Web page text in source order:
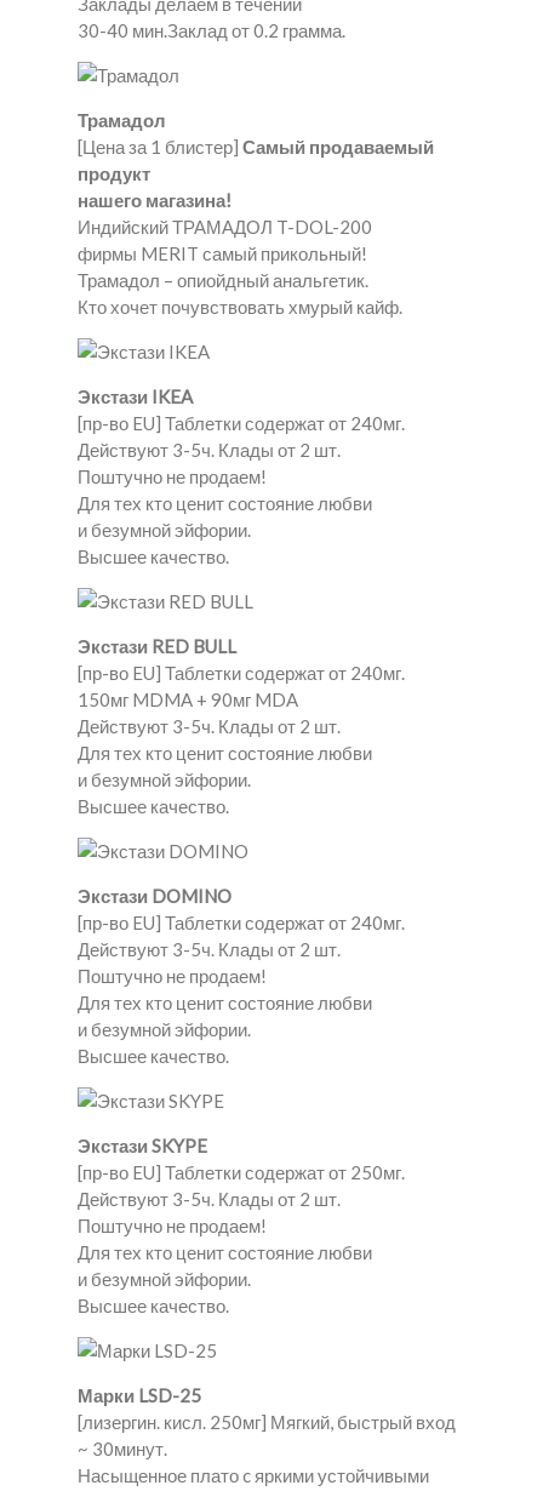
30-40 мин.Заклад от 0.2 грамма.
Трамадол
[Цена за 1 блистер] Самый продаваемый
продукт
нашего магазина!
Индийский ТРАМАДОЛ T-DOL-200
фирмы MERIT самый прикольный!
Трамадол – опиойдный анальгетик.
Кто хочет почувствовать хмурый кайф.
Экстази IKEA
[пр-во EU] Таблетки содержат от 240мг.
Действуют 3-5ч. Клады от 2 шт.
Поштучно не продаем!
Для тех кто ценит состояние любви
и безумной эйфории.
Высшее качество.
Экстази RED BULL
[пр-во EU] Таблетки содержат от 240мг.
150мг MDMA + 90мг MDA
Действуют 3-5ч. Клады от 2 шт.
Для тех кто ценит состояние любви
и безумной эйфории.
Высшее качество.
Экстази DOMINO
[пр-во EU] Таблетки содержат от 240мг.
Действуют 3-5ч. Клады от 2 шт.
Поштучно не продаем!
Для тех кто ценит состояние любви
и безумной эйфории.
Высшее качество.
Экстази SKYPE
[пр-во EU] Таблетки содержат от 250мг.
Действуют 3-5ч. Клады от 2 шт.
Поштучно не продаем!
Для тех кто ценит состояние любви
и безумной эйфории.
Высшее качество.
Марки LSD-25
[лизергин. кисл. 250мг] Мягкий, быстрый вход
~ 30минут.
Насыщенное плато c яркими устойчивыми